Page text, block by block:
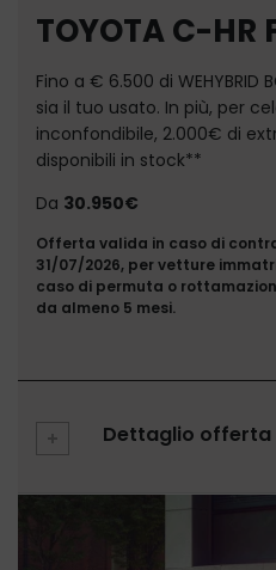
TOYOTA C-HR
Fino a € 6.500 di WEHYBRID
sia il tuo usato. In più, per
inconfondibile, 2.000€ di
disponibili in stock**
Da 30.950€
Offerta valida in caso di
31/07/2026, per vetture
caso di permuta o
da almeno 5 mesi.
Dettaglio offerta